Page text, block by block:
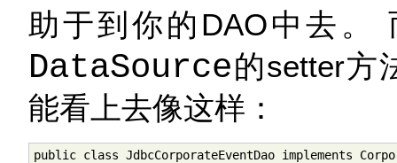
助于到你的DAO中去。
DataSource的setter方
能看上去像这样：
public class JdbcCorporateEventDao implements